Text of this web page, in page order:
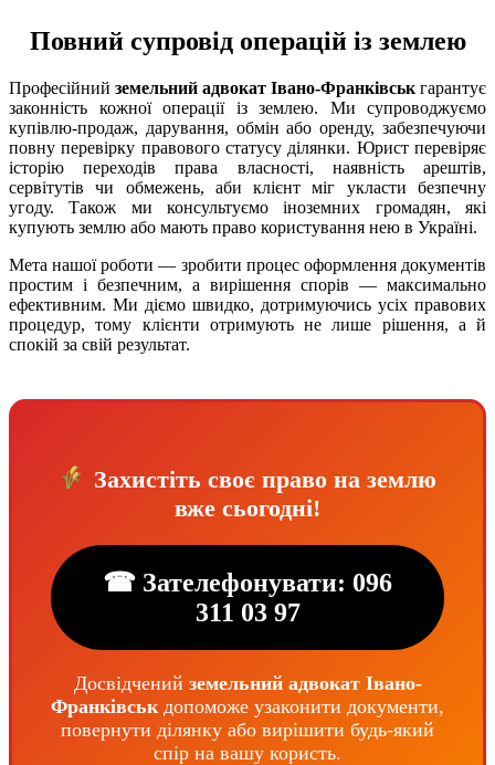
Повний супровід операцій із землею
Професійний земельний адвокат Івано-Франківськ гарантує
законність кожної операції із землею. Ми супроводжуємо
купівлю-продаж, дарування, обмін або оренду, забезпечуючи
повну перевірку правового статусу ділянки. Юрист перевіряє
історію переходів права власності, наявність арештів,
сервітутів чи обмежень, аби клієнт міг укласти безпечну
угоду. Також ми консультуємо іноземних громадян, які
купують землю або мають право користування нею в Україні.
Мета нашої роботи — зробити процес оформлення документів
простим і безпечним, а вирішення спорів — максимально
ефективним. Ми діємо швидко, дотримуючись усіх правових
процедур, тому клієнти отримують не лише рішення, а й
спокій за свій результат.
Захистіть своє право на землю
вже сьогодні!
☎ Зателефонувати: 096
311 03 97
Досвідчений земельний адвокат Івано-
Франківськ допоможе узаконити документи,
повернути ділянку або вирішити будь-який
спір на вашу користь.